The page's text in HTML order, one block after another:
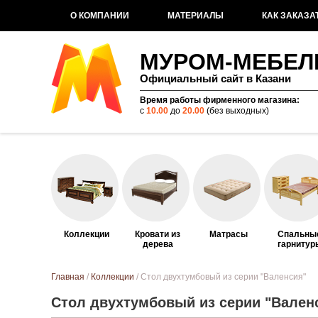
О КОМПАНИИ МАТЕРИАЛЫ КАК
МУРОМ-
Официальный сайт в Казани
Время работы фирменного магазина:
с 10.00 до 20.00 (без выходных)
Коллекции
Кровати из
дерева
Матрасы
Вы здесь
Главная / Коллекции / Стол двухтумбовый из серии "Валенсия"
Стол двухтумбовый из серии